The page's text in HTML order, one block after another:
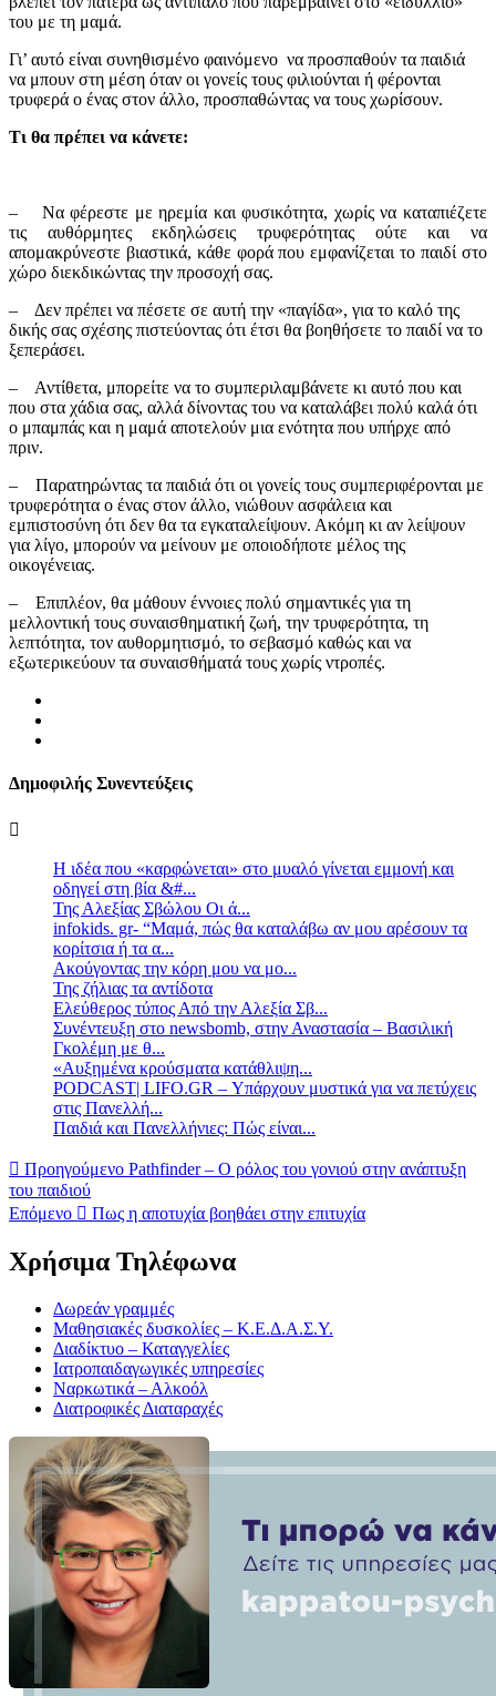
του με τη μαμά.
Γι’ αυτό είναι συνηθισμένο φαινόμενο να προσπαθούν τα παιδιά
να μπουν στη μέση όταν οι γονείς τους φιλιούνται ή φέρονται
τρυφερά ο ένας στον άλλο, προσπαθώντας να τους χωρίσουν.
Τι θα πρέπει να κάνετε:
– Να φέρεστε με ηρεμία και φυσικότητα, χωρίς να καταπιέζετε
τις αυθόρμητες εκδηλώσεις τρυφερότητας ούτε και να
απομακρύνεστε βιαστικά, κάθε φορά που εμφανίζεται το παιδί στο
χώρο διεκδικώντας την προσοχή σας.
– Δεν πρέπει να πέσετε σε αυτή την «παγίδα», για το καλό της
δικής σας σχέσης πιστεύοντας ότι έτσι θα βοηθήσετε το παιδί να το
ξεπεράσει.
– Αντίθετα, μπορείτε να το συμπεριλαμβάνετε κι αυτό που και
που στα χάδια σας, αλλά δίνοντας του να καταλάβει πολύ καλά ότι
ο μπαμπάς και η μαμά αποτελούν μια ενότητα που υπήρχε από
πριν.
– Παρατηρώντας τα παιδιά ότι οι γονείς τους συμπεριφέρονται με
τρυφερότητα ο ένας στον άλλο, νιώθουν ασφάλεια και
εμπιστοσύνη ότι δεν θα τα εγκαταλείψουν. Ακόμη κι αν λείψουν
για λίγο, μπορούν να μείνουν με οποιοδήποτε μέλος της
οικογένειας.
– Επιπλέον, θα μάθουν έννοιες πολύ σημαντικές για τη
μελλοντική τους συναισθηματική ζωή, την τρυφερότητα, τη
λεπτότητα, τον αυθορμητισμό, το σεβασμό καθώς και να
εξωτερικεύουν τα συναισθήματά τους χωρίς ντροπές.
Δημοφιλής Συνεντεύξεις
Η ιδέα που «καρφώνεται» στο μυαλό γίνεται εμμονή και
οδηγεί στη βία &#...
Της Αλεξίας Σβώλου Οι ά...
infokids. gr- “Μαμά, πώς θα καταλάβω αν μου αρέσουν τα
κορίτσια ή τα α...
Ακούγοντας την κόρη μου να μο...
Της ζήλιας τα αντίδοτα
Ελεύθερος τύπος Από την Αλεξία Σβ...
Συνέντευξη στο newsbomb, στην Αναστασία – Βασιλική
Γκολέμη με θ...
«Αυξημένα κρούσματα κατάθλιψη...
PODCAST| LIFO.GR – Υπάρχουν μυστικά για να πετύχεις
στις Πανελλή...
Παιδιά και Πανελλήνιες: Πώς είναι...
Προηγούμενο Pathfinder – Ο ρόλος του γονιού στην ανάπτυξη
του παιδιού
Επόμενο
Πως η αποτυχία βοηθάει στην επιτυχία
Χρήσιμα Τηλέφωνα
Δωρεάν γραμμές
Μαθησιακές δυσκολίες – Κ.Ε.Δ.Α.Σ.Υ.
Διαδίκτυο – Καταγγελίες
Ιατροπαιδαγωγικές υπηρεσίες
Ναρκωτικά – Αλκοόλ
Διατροφικές Διαταραχές